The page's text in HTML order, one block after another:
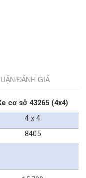
ĐÁNH GIÁ
cơ sở 43265 (4x4)
4 x 4
8405